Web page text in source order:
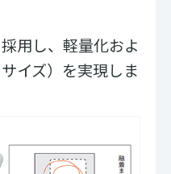
用し、軽量化およ
イズ）を実現しま